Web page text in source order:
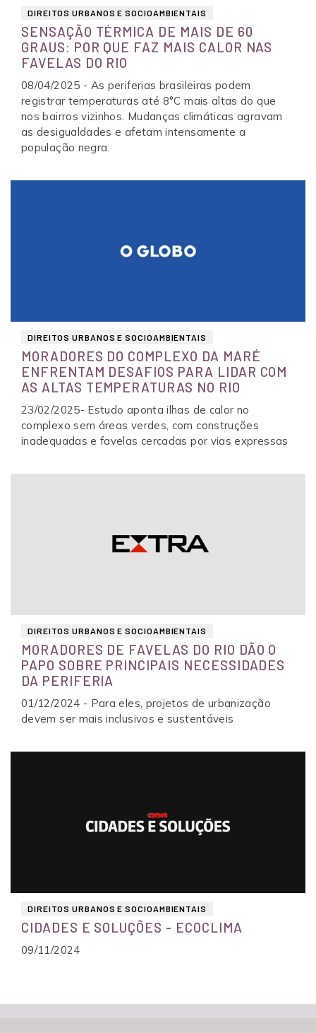
DIREITOS URBANOS E SOCIOAMBIENTAIS
SENSAÇÃO TÉRMICA DE MAIS DE 60
GRAUS: POR QUE FAZ MAIS CALOR NAS
FAVELAS DO RIO
08/04/2025 - As periferias brasileiras podem
registrar temperaturas até 8°C mais altas do que
nos bairros vizinhos. Mudanças climáticas agravam
as desigualdades e afetam intensamente a
população negra.
DIREITOS URBANOS E SOCIOAMBIENTAIS
MORADORES DO COMPLEXO DA MARÉ
ENFRENTAM DESAFIOS PARA LIDAR COM
AS ALTAS TEMPERATURAS NO RIO
23/02/2025- Estudo aponta ilhas de calor no
complexo sem áreas verdes, com construções
inadequadas e favelas cercadas por vias expressas
DIREITOS URBANOS E SOCIOAMBIENTAIS
MORADORES DE FAVELAS DO RIO DÃO O
PAPO SOBRE PRINCIPAIS NECESSIDADES
DA PERIFERIA
01/12/2024 - Para eles, projetos de urbanização
devem ser mais inclusivos e sustentáveis
DIREITOS URBANOS E SOCIOAMBIENTAIS
CIDADES E SOLUÇÕES - ECOCLIMA
09/11/2024